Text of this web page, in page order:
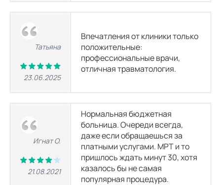
8050р.
3800р.
4560р.
МРТ грудной клетки
МРТ сосудов
8050
-
МРТ сосудов верхних конечностей
-
МРТ сосудов нижних конечностей
Татьяна
23.06.2025
Впечатления от клиники только
положительные:
профессиональные врачи,
отличная травматология.
Игнат О.
21.08.2021
Нормальная бюджетная
больница. Очереди всегда,
даже если обращаешься за
платными услугами. МРТ и то
пришлось ждать минут 30, хотя
казалось бы не самая
популярная процедура.